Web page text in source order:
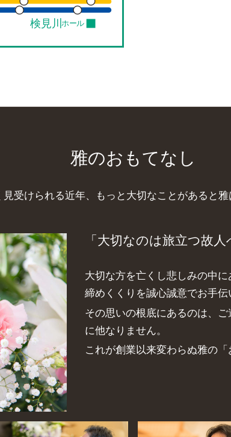
検見川ホール
雅のおもてなし
受けられる近年、もっと大切なことがあると雅
「大切なのは旅立つ故人
大切な方を亡くし悲しみの中
締めくくりを誠心誠意でお手伝
その思いの根底にあるのは、
に他なりません。
これが創業以来変わらぬ雅の「